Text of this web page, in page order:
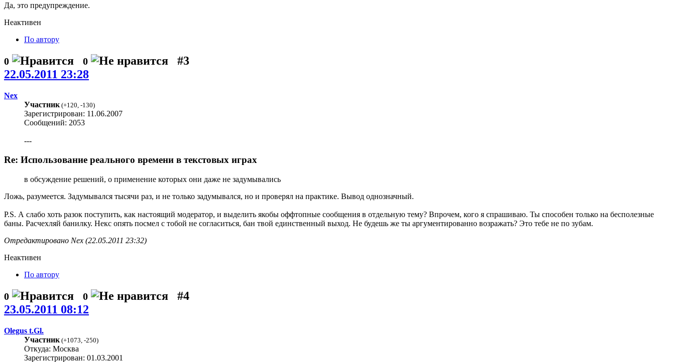
Да, это предупреждение.
Неактивен
По автору
0 0
#3
22.05.2011 23:28
Nex
Участник (+120 -130)
Зарегистрирован: 11.06.2007
Сообщений: 2053
---
Re: Использование реального времени в текстовых играх
в обсуждение решений, о применение которых они даже не задумывались
Ложь, разумеется. Задумывался тысячи раз, и не только задумывался, но и проверял на практике. Вывод однозначный.
P.S. А слабо хоть разок поступить, как настоящий модератор, и выделить якобы оффтопные сообщения в отдельную тему? Впрочем, кого я спрашиваю. Ты способен только на бесполезные
баны. Расчехляй банилку. Некс опять посмел с тобой не согласиться, бан твой единственный выход. Не будешь же ты аргументированно возражать? Это тебе не по зубам.
Отредактировано Nex (22.05.2011 23:32)
Неактивен
По автору
0 0
#4
23.05.2011 08:12
Olegus t.Gl.
Участник (+1073 -250)
Откуда: Москва
Зарегистрирован: 01.03.2001